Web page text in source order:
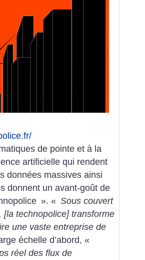
de pointe et à la
artificielle qui rendent
données massives ainsi
donnent un avant-goût de
». « Sous couvert
[la technopolice] transforme
une vaste entreprise de
échelle d’abord, «
réel des flux de